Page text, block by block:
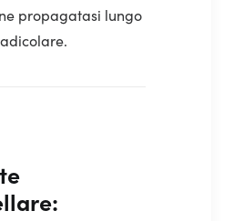
propagatasi lungo